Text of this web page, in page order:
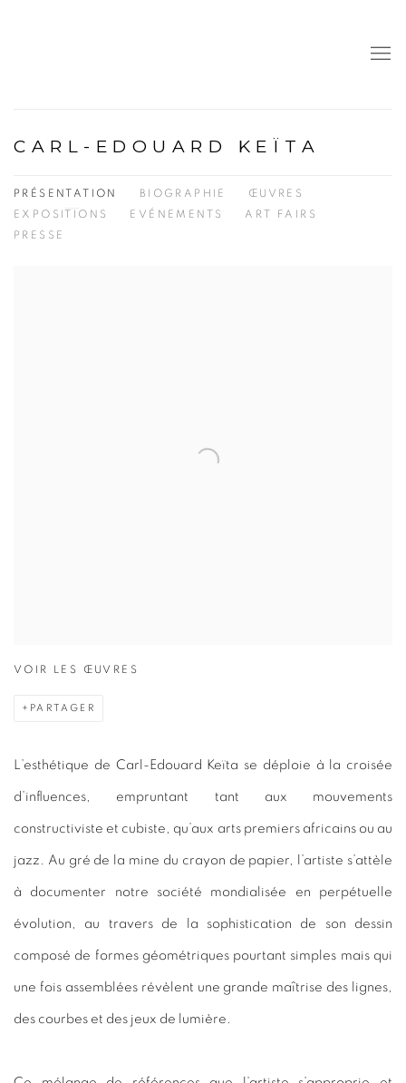
CARL-EDOUARD KEÏTA
PRÉSENTATION BIOGRAPHIE
ŒUVRES
EXPOSITIONS
EVÉNEMENTS
ART FAIRS
PRESSE
VOIR LES ŒUVRES
PARTAGER
L’esthétique de Carl-Edouard Keïta se déploie à la croisée
d’influences, empruntant tant aux mouvements
constructiviste et cubiste, qu’aux arts premiers africains ou au
jazz. Au gré de la mine du crayon de papier, l’artiste s’attèle
à documenter notre société mondialisée en perpétuelle
évolution, au travers de la sophistication de son dessin
composé de formes géométriques pourtant simples mais qui
une fois assemblées révèlent une grande maîtrise des lignes,
des courbes et des jeux de lumière.